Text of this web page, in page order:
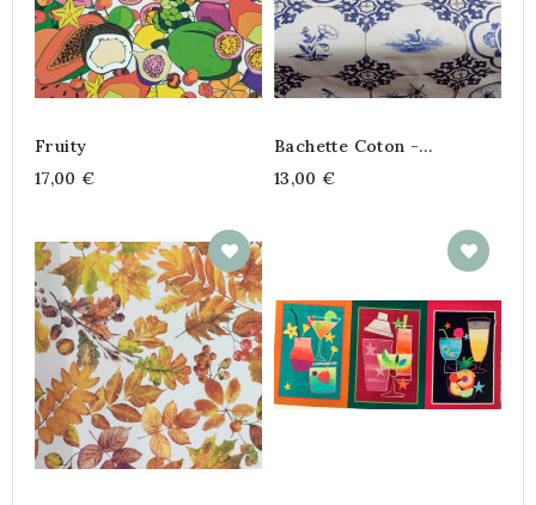
Fruity
17,00 €
Bachette Coton -
Carreaux De Ciment Blue
Tile
13,00 €